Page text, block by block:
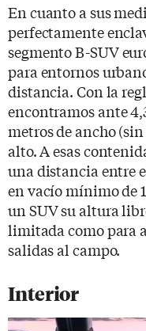
En cuanto a sus
perfectamente
segmento B-SUV
para entornos
distancia. Con la
encontramos ante
metros de ancho
alto. A esas
una distancia entre
en vacío mínimo de
un SUV su altura
limitada como para
salidas al campo.
Interior